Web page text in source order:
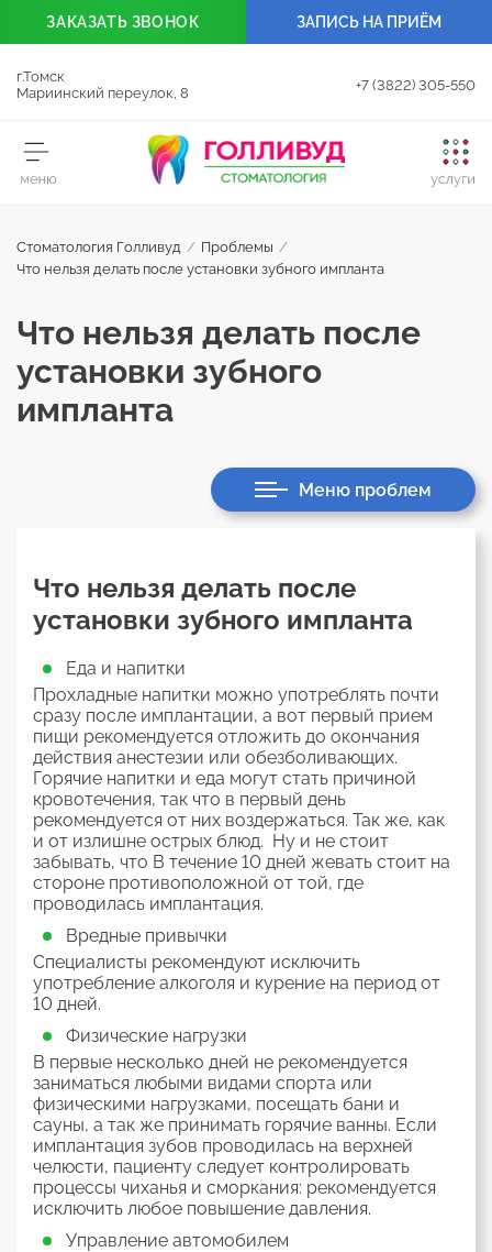
г.Томск
Мариинский переулок, 8
+7 (3822) 305-550
ЗАКАЗАТЬ ЗВОНОК ЗАПИСЬ НА ПРИЁМ
Стоматология Голливуд / Проблемы /
Что нельзя делать после установки зубного импланта
Что нельзя делать после
установки зубного
импланта
Меню проблем
Что нельзя делать после
установки зубного импланта
Еда и напитки
Прохладные напитки можно употреблять почти
сразу после имплантации, а вот первый прием
пищи рекомендуется отложить до окончания
действия анестезии или обезболивающих.
Горячие напитки и еда могут стать причиной
кровотечения, так что в первый день
рекомендуется от них воздержаться. Так же, как
и от излишне острых блюд. Ну и не стоит
забывать, что В течение 10 дней жевать стоит на
стороне противоположной от той, где
проводилась имплантация.
Вредные привычки
Специалисты рекомендуют исключить
употребление алкоголя и курение на период от
10 дней.
Физические нагрузки
В первые несколько дней не рекомендуется
заниматься любыми видами спорта или
физическими нагрузками, посещать бани и
сауны, а так же принимать горячие ванны. Если
имплантация зубов проводилась на верхней
челюсти, пациенту следует контролировать
процессы чиханья и сморкания: рекомендуется
исключить любое повышение давления.
Управление автомобилем